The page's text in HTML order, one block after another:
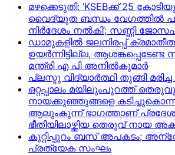
മഴക്കെടുതി: ‘KSEBക്ക് 25
വൈദ്യുത ബന്ധം വേഗത്തിൽ
നിർ​ദേശം നൽകി’; സണ്ണി
ഡാമുകളില്‍ ജലനിരപ്പ്
ഉയര്‍ന്നിട്ടില്ല,
മന്ത്രി എ പി അനില്‍കുമാര്‍
പ്ലസ്ടു വിദ്യാർത്ഥി തുങ്ങി
ഒറ്റപ്പാലം മയിലുംപുറത്ത്
നായക്കുഞ്ഞുങ്ങളെ
ആലുംകുന്ന് ഭാഗത്താണ്
ഭീതിയിലാഴ്ത്തിയ തെരുവ് നായ
കുറ്റിപ്പുറം ബസ് അപകടം;
പ്രത്യേക സംഘം